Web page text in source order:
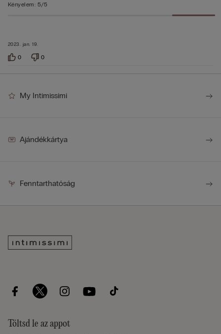
2023. jan. 19.
Kényelem: 5/5
0 0
My Intimissimi
Ajándékkártya
Fenntarthatóság
Töltsd le az appot